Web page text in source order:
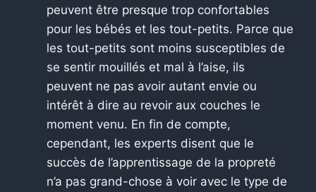
peuvent être presque trop confortables
pour les bébés et les tout-petits. Parce que
les tout-petits sont moins susceptibles de
se sentir mouillés et mal à l’aise, ils
peuvent ne pas avoir autant envie ou
intérêt à dire au revoir aux couches le
moment venu. En fin de compte,
cependant, les experts disent que le
succès de l’apprentissage de la propreté
n’a pas grand-chose à voir avec le type de